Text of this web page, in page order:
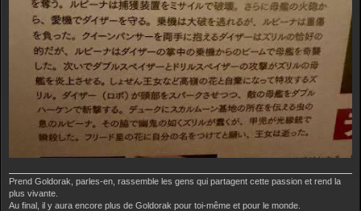
Prend Goldorak, parles-en, rassemble les gens qui partagent cette passion et rend la
plus vivante.
Au final, il y aura encore plus de Goldorak pour toi-même et pour le monde.